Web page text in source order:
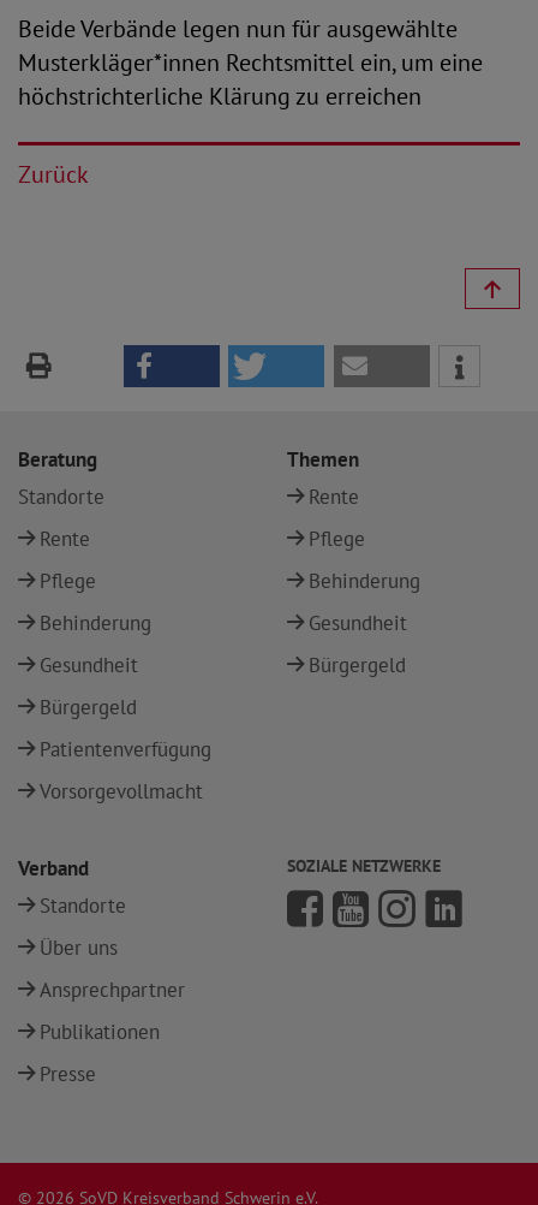
Beide Verbände legen nun für ausgewählte
Musterkläger*innen Rechtsmittel ein, um eine
höchstrichterliche Klärung zu erreichen
Zurück
Beratung
Standorte
Rente
Pflege
Behinderung
Gesundheit
Bürgergeld
Patientenverfügung
Vorsorgevollmacht
Themen
Rente
Pflege
Behinderung
Gesundheit
Bürgergeld
Verband
Standorte
Über uns
Ansprechpartner
Publikationen
Presse
SOZIALE NETZWERKE
© 2026 SoVD Kreisverband Schwerin e.V.